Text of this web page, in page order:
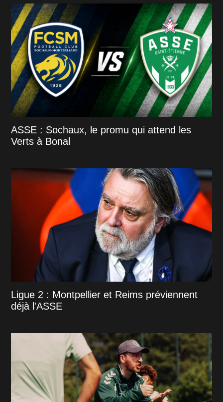
ASSE : Sochaux, le promu qui attend les
Verts à Bonal
Ligue 2 : Montpellier et Reims préviennent
déjà l'ASSE